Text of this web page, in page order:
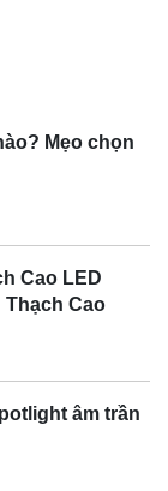
Mẹo chọn
Cao LED
Thạch Cao
âm trần